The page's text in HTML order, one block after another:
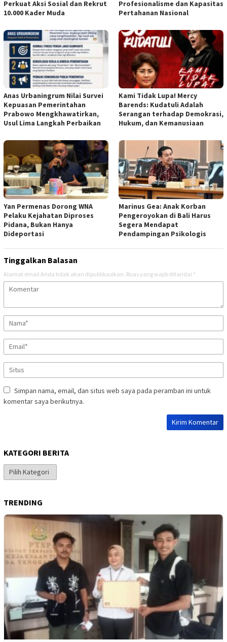
Perkuat Aksi Sosial dan Rekrut
10.000 Kader Muda
Profesionalisme dan Kapasitas
Pertahanan Nasional
Anas Urbaningrum Nilai Survei
Kepuasan Pemerintahan
Prabowo Mengkhawatirkan,
Usul Lima Langkah Perbaikan
Kami Tidak Lupa! Mercy
Barends: Kudatuli Adalah
Serangan terhadap Demokrasi,
Hukum, dan Kemanusiaan
Yan Permenas Dorong WNA
Pelaku Kejahatan Diproses
Pidana, Bukan Hanya
Dideportasi
Marinus Gea: Anak Korban
Pengeroyokan di Bali Harus
Segera Mendapat
Pendampingan Psikologis
Tinggalkan Balasan
Alamat email Anda tidak akan dipublikasikan. Ruas yang wajib ditandai *
Simpan nama, email, dan situs web saya pada peramban ini untuk
komentar saya berikutnya.
KATEGORI BERITA
Kategori
Berita
TRENDING